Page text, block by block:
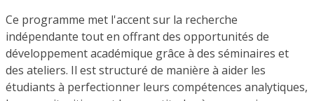
Ce programme met l'accent sur la recherche
indépendante tout en offrant des opportunités de
développement académique grâce à des séminaires et
des ateliers. Il est structuré de manière à aider les
étudiants à perfectionner leurs compétences analytiques,